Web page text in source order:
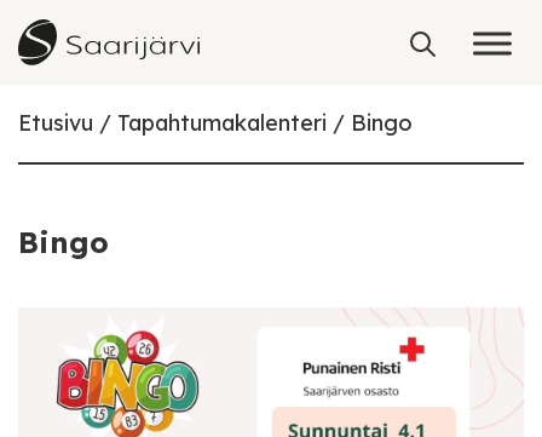
Skip to content
Etusivu Tapahtumakalenteri Bingo
Bingo